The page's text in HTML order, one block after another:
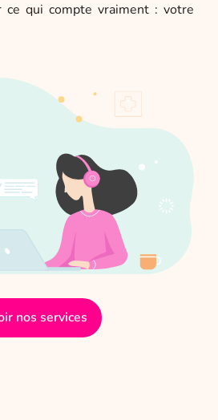
ce qui compte vraiment : votre
nos services